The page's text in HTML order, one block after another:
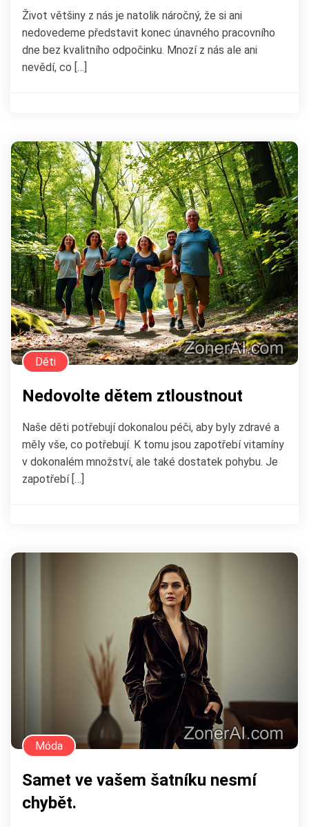
Život většiny z nás je natolik náročný, že si ani
nedovedeme představit konec únavného pracovního
dne bez kvalitního odpočinku. Mnozí z nás ale ani
nevědí, co […]
Děti
Nedovolte dětem ztloustnout
Naše děti potřebují dokonalou péči, aby byly zdravé a
měly vše, co potřebují. K tomu jsou zapotřebí vitamíny
v dokonalém množství, ale také dostatek pohybu. Je
zapotřebí […]
Móda
Samet ve vašem šatníku nesmí
chybět.